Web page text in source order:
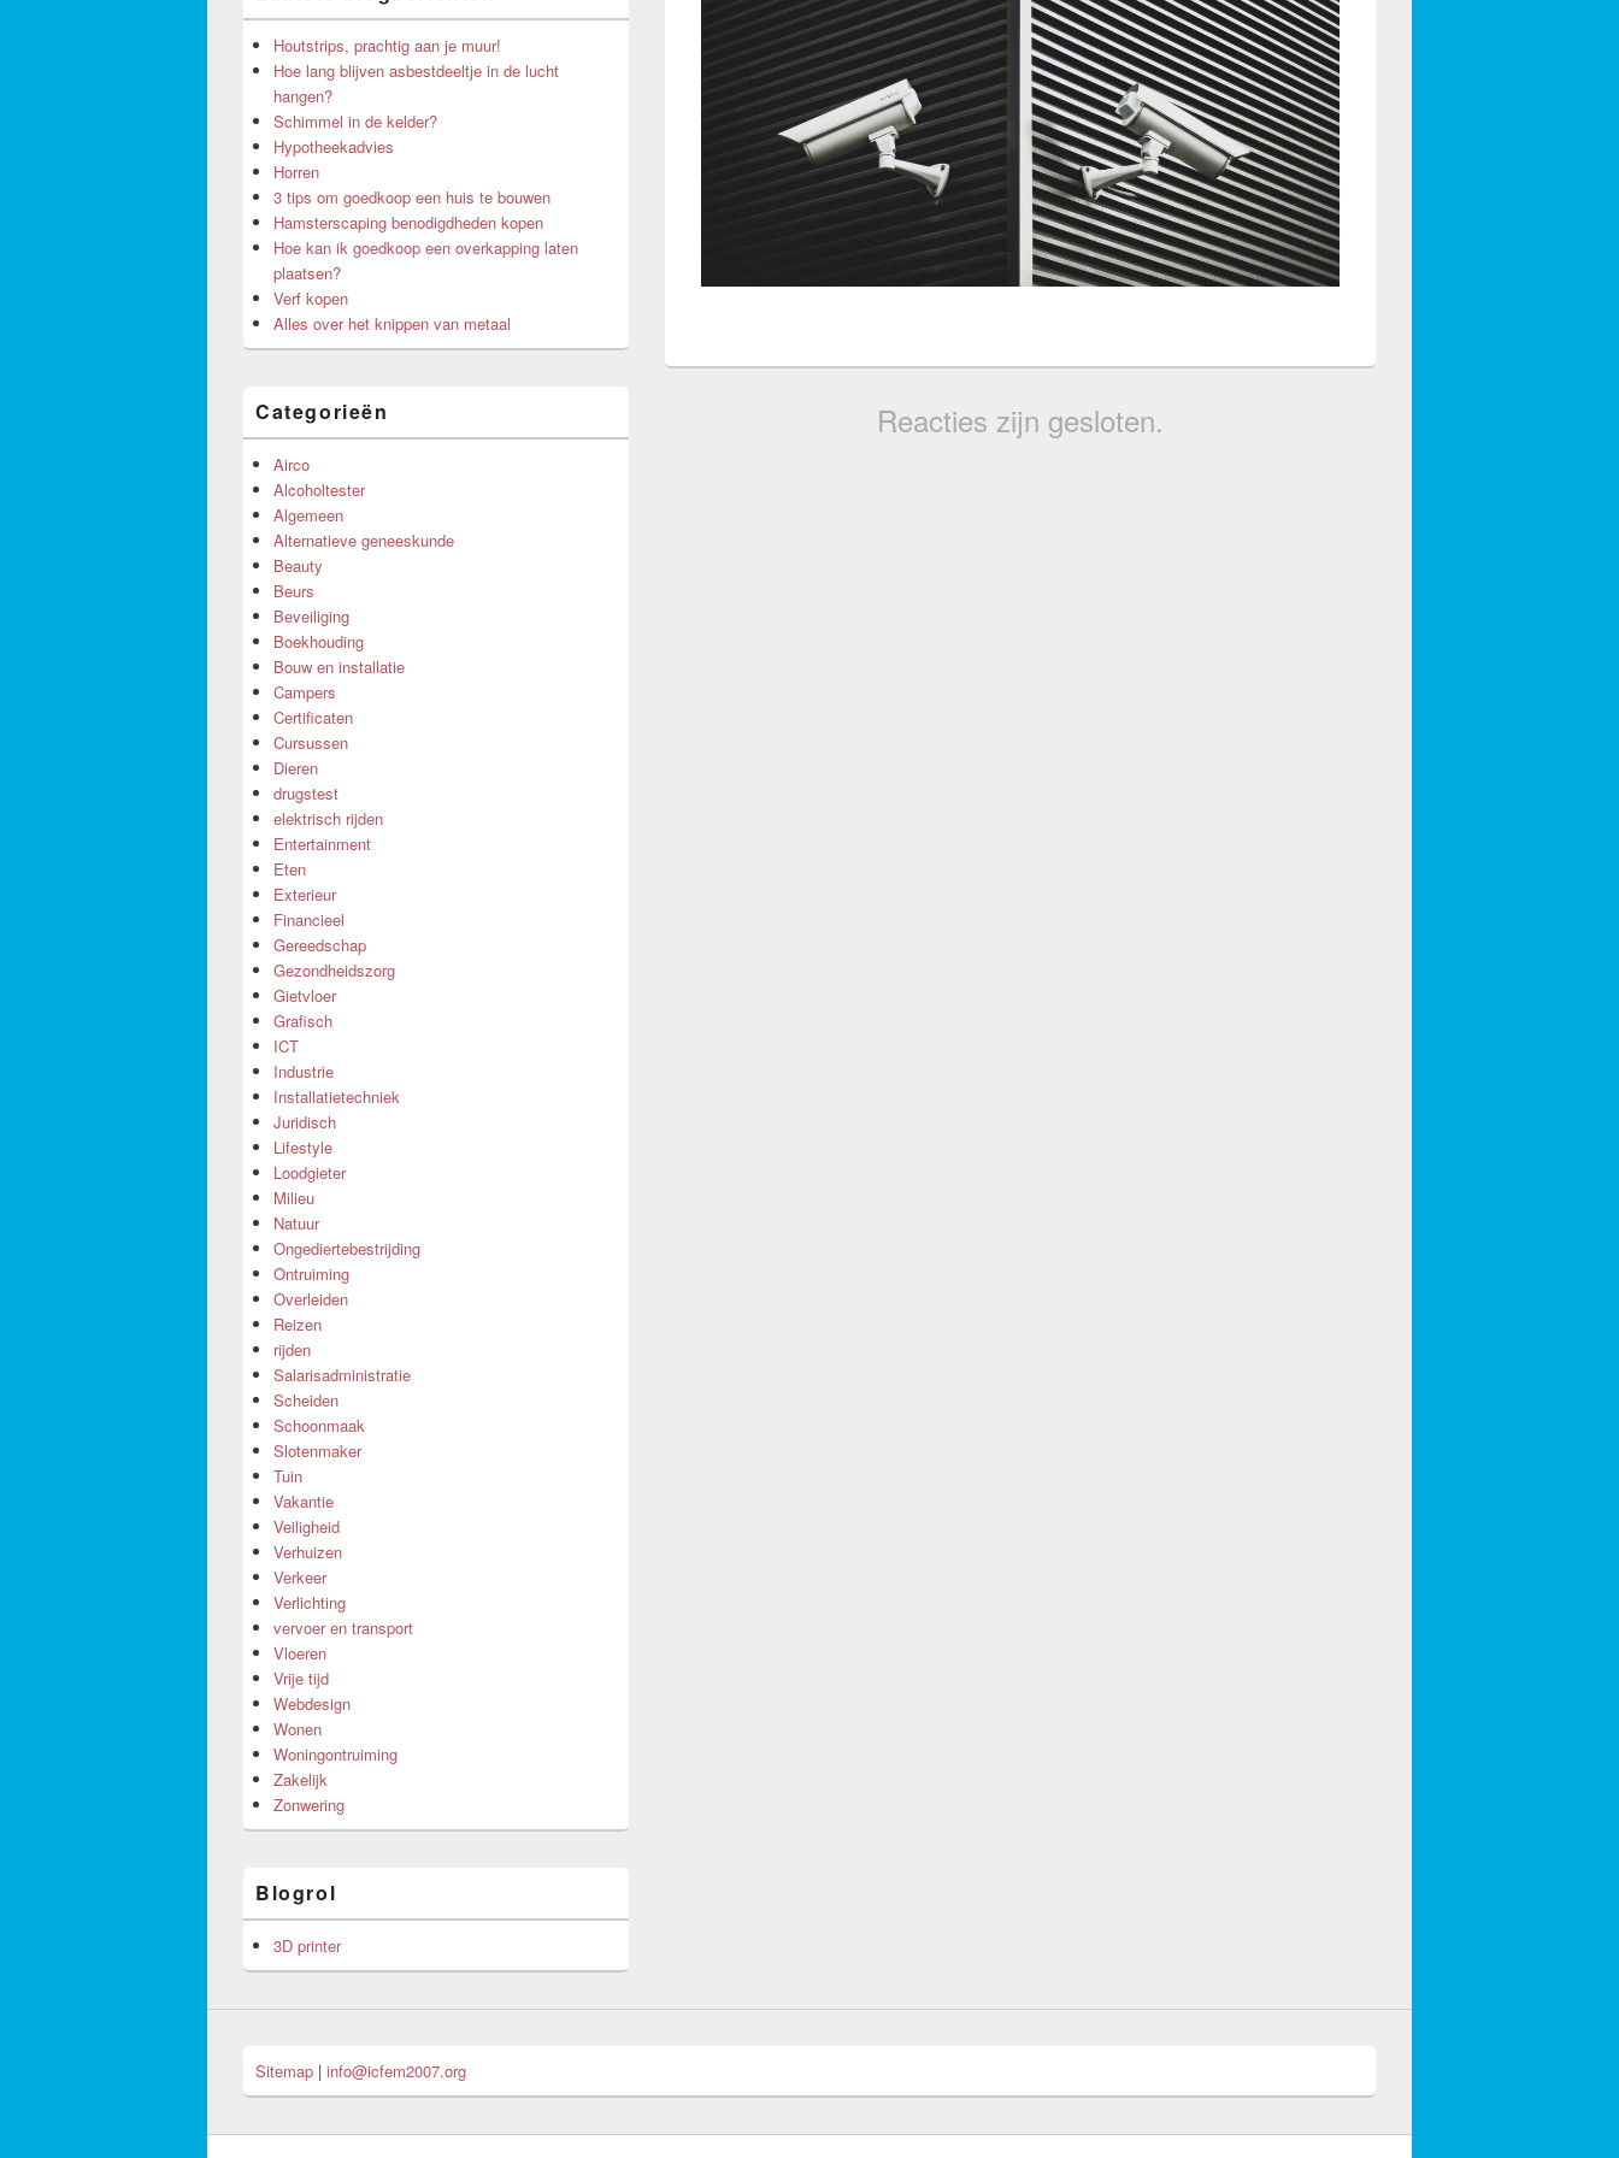
Reacties zijn gesloten.
Houtstrips, prachtig aan je muur!
Hoe lang blijven asbestdeeltje in de lucht
hangen?
Schimmel in de kelder?
Hypotheekadvies
Horren
3 tips om goedkoop een huis te bouwen
Hamsterscaping benodigdheden kopen
Hoe kan ik goedkoop een overkapping laten
plaatsen?
Verf kopen
Alles over het knippen van metaal
Categorieën
Airco
Alcoholtester
Algemeen
Alternatieve geneeskunde
Beauty
Beurs
Beveiliging
Boekhouding
Bouw en installatie
Campers
Certificaten
Cursussen
Dieren
drugstest
elektrisch rijden
Entertainment
Eten
Exterieur
Financieel
Gereedschap
Gezondheidszorg
Gietvloer
Grafisch
ICT
Industrie
Installatietechniek
Juridisch
Lifestyle
Loodgieter
Milieu
Natuur
Ongediertebestrijding
Ontruiming
Overleiden
Reizen
rijden
Salarisadministratie
Scheiden
Schoonmaak
Slotenmaker
Tuin
Vakantie
Veiligheid
Verhuizen
Verkeer
Verlichting
vervoer en transport
Vloeren
Vrije tijd
Webdesign
Wonen
Woningontruiming
Zakelijk
Zonwering
Blogrol
3D printer
Sitemap | info@icfem2007.org